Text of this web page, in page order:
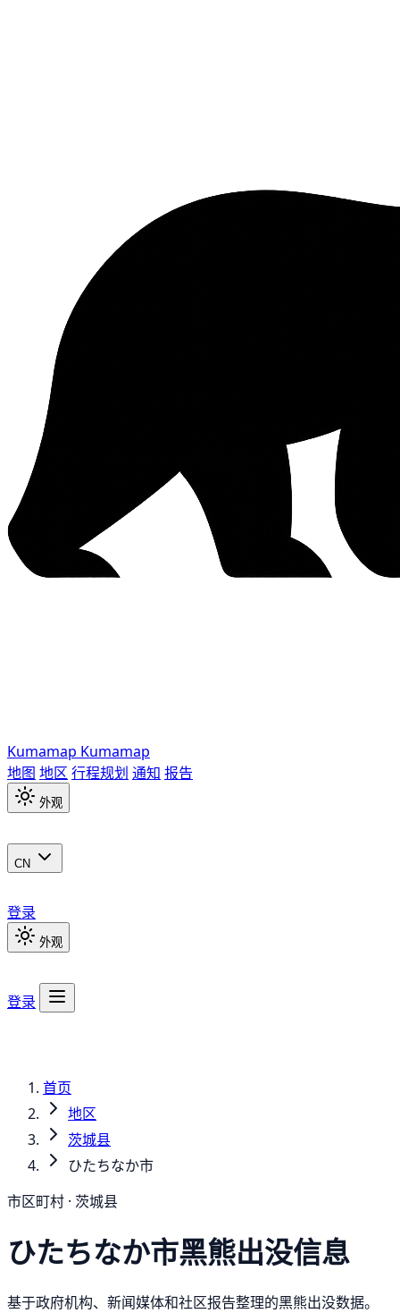
Kumamap Kumamap
地图 地区 行程规划 通知 报告
外观
CN
登录
外观
登录
首页
地区
茨城县
ひたちなか市
市区町村 · 茨城县
ひたちなか市黑熊出没信息
基于政府机构、新闻媒体和社区报告整理的黑熊出没数据。